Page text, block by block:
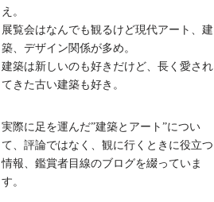
え。
展覧会はなんでも観るけど現代アート、建
築、デザイン関係が多め。
建築は新しいのも好きだけど、長く愛され
てきた古い建築も好き。
実際に足を運んだ”建築とアート”につい
て、評論ではなく、観に行くときに役立つ
情報、鑑賞者目線のブログを綴っていま
す。